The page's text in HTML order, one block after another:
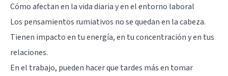
Cómo afectan en la vida diaria y en el entorno laboral
Los pensamientos rumiativos no se quedan en la cabeza.
Tienen impacto en tu energía, en tu concentración y en tus
relaciones.
En el trabajo, pueden hacer que tardes más en tomar